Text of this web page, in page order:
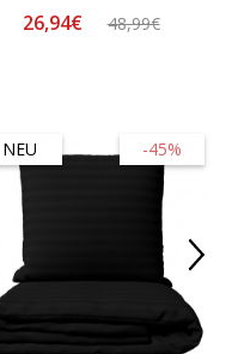
26,94€ 48,99€
-45%
NEU